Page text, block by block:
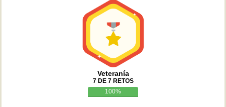
Veteranía
7 DE 7 RETOS
100%